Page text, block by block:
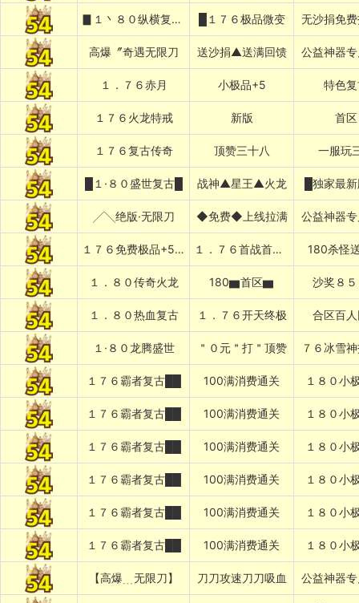
▊１丶８０纵横复古▊ █１７６极品微变 无沙捐免
高爆〞奇遇无限刀 送沙捐▲送满回馈 公益神器
１．７６赤月 小极品+5 特色
１７６火龙特戒 新版 首区
１７６复古传奇 顶赞三十八 一服玩
█１·８０盛世复古█ 战神▲星王▲火龙 █独家最
╱╲绝版·无限刀 ◆免费◆上线拉满 公益神器
１７６免费极品+5〓道招猛虎〓 １．７６首战首区刚开１秒███ 180杀怪
１．８０传奇火龙 180▆首区▆ 沙奖８
１．８０热血复古 １．７６开天终极 合区百
１·８０龙腾盛世 ＂０元＂打＂顶赞 ７６冰雪
１７６霸者复古██ 100满消费通关 １８０小
１７６霸者复古██ 100满消费通关 １８０小
１７６霸者复古██ 100满消费通关 １８０小
１７６霸者复古██ 100满消费通关 １８０小
１７６霸者复古██ 100满消费通关 １８０小
１７６霸者复古██ 100满消费通关 １８０小
【高爆﹍无限刀】 刀刀攻速刀刀吸血 公益神器